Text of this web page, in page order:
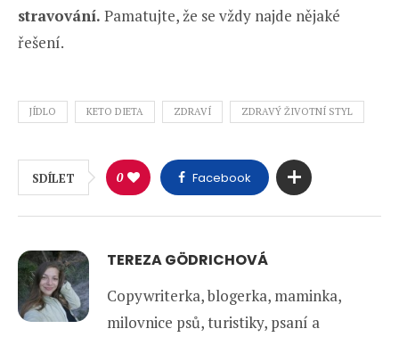
stravování. Pamatujte, že se vždy najde nějaké
řešení.
JÍDLO KETO DIETA ZDRAVÍ ZDRAVÝ ŽIVOTNÍ STYL
SDÍLET 0 Facebook
TEREZA GÖDRICHOVÁ
Copywriterka, blogerka, maminka,
milovnice psů, turistiky, psaní a